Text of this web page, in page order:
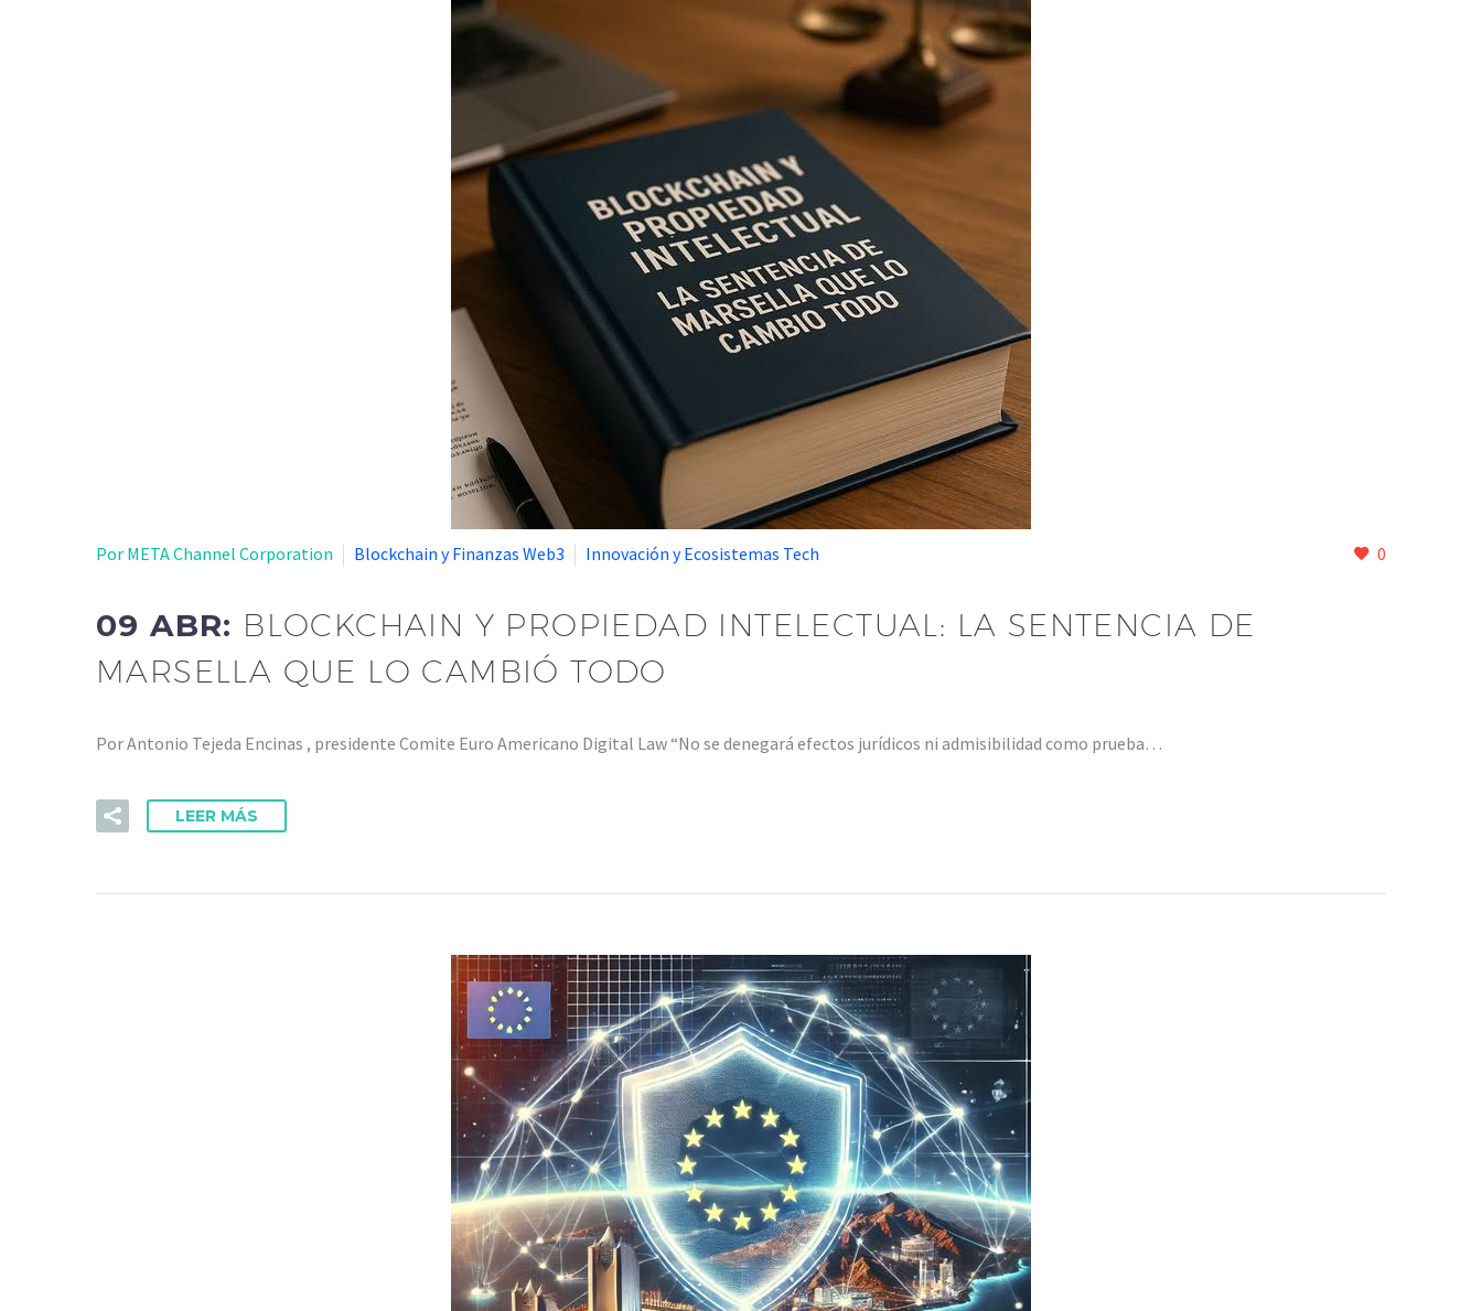
0
Por META Channel Corporation Blockchain y Finanzas Web3 Innovación y Ecosistemas Tech
09 ABR: BLOCKCHAIN Y PROPIEDAD INTELECTUAL: LA SENTENCIA DE
MARSELLA QUE LO CAMBIÓ TODO
Por Antonio Tejeda Encinas , presidente Comite Euro Americano Digital Law “No se denegará efectos jurídicos ni admisibilidad como prueba…
LEER MÁS